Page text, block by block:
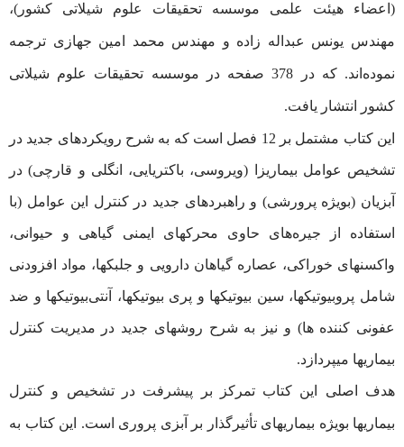
(اعضاء هیئت علمی موسسه تحقیقات علوم شیلاتی کشور)،
مهندس یونس عبداله زاده و مهندس محمد امین جهازی ترجمه
نموده‌اند. که در 378 صفحه در موسسه تحقیقات علوم شیلاتی
کشور انتشار یافت.
این کتاب مشتمل بر 12 فصل است که به شرح رویکردهای جدید در
تشخیص عوامل بیماریزا (ویروسی، باکتریایی، انگلی و قارچی) در
آبزیان (بویژه پرورشی) و راهبردهای جدید در کنترل این عوامل (با
استفاده از جیره‌های حاوی محرکهای ایمنی گیاهی و حیوانی،
واکسنهای خوراکی، عصاره گیاهان دارویی و جلبکها، مواد افزودنی
شامل پروبیوتیکها، سین بیوتیکها و پری بیوتیکها، آنتی‌بیوتیکها و ضد
عفونی کننده‌ ها) و نیز به شرح روشهای جدید در مدیریت کنترل
بیماریها میپردازد.
هدف اصلی این کتاب تمرکز بر پیشرفت‌ در تشخیص و کنترل
بیماریها بویژه بیماریهای تأثیرگذار بر آبزی ‌پروری است. این کتاب به